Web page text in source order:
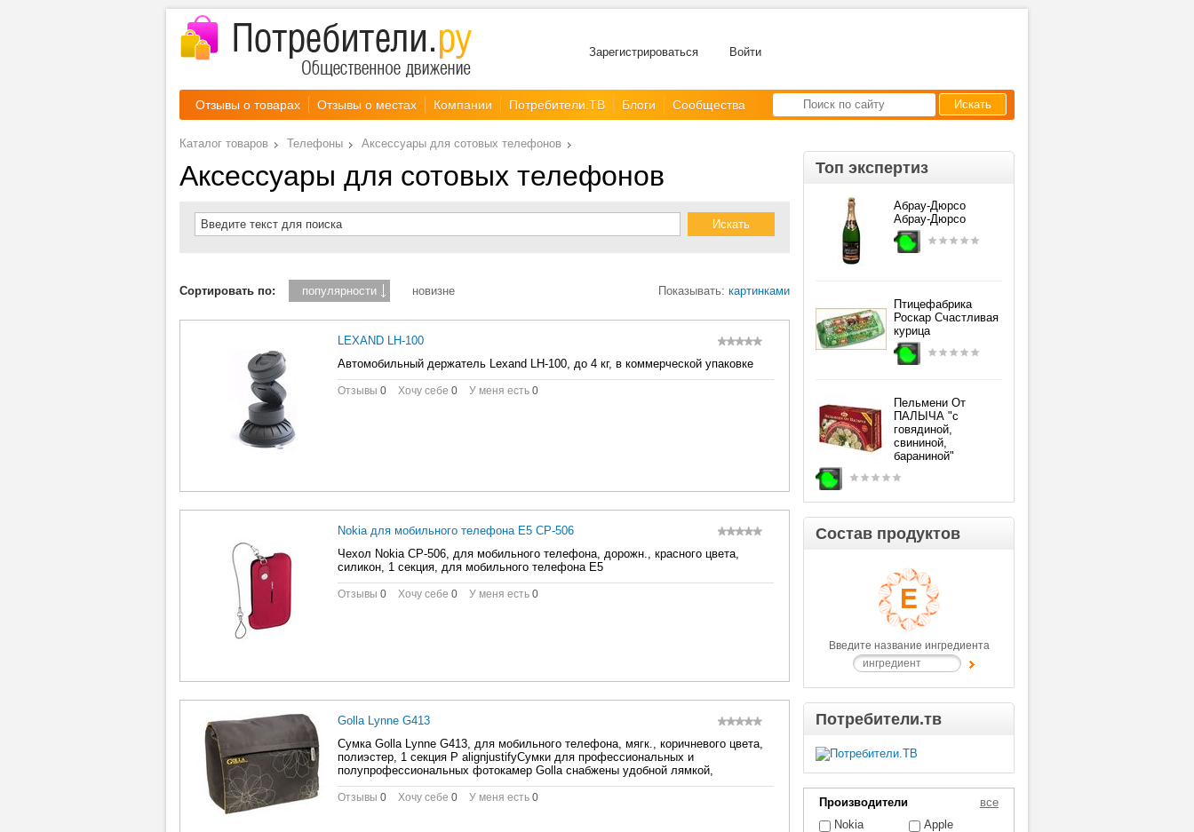
Зарегистрироваться Войти
Отзывы о товарах Отзывы о местах Компании Потребители.ТВ Блоги Сообщества Искать
Каталог товаров Телефоны Аксессуары для сотовых телефонов
Аксессуары для сотовых телефонов
Введите текст для поиска
Сортировать по: популярности новизне Показывать: картинками
LEXAND LH-100
Автомобильный держатель Lexand LH-100, до 4 кг, в коммерческой упаковке
Отзывы 0 Хочу себе 0 У меня есть 0
Nokia для мобильного телефона E5 CP-506
Чехол Nokia CP-506, для мобильного телефона, дорожн., красного цвета,
силикон, 1 секция, для мобильного телефона E5
Отзывы 0 Хочу себе 0 У меня есть 0
Golla Lynne G413
Сумка Golla Lynne G413, для мобильного телефона, мягк., коричневого цвета,
полиэстер, 1 секция P alignjustifyСумки для профессиональных и
полупрофессиональных фотокамер Golla снабжены удобной лямкой,
Отзывы 0 Хочу себе 0 У меня есть 0
Топ экспертиз
Абрау-Дюрсо
Абрау-Дюрсо
Птицефабрика
Роскар Счастливая
курица
Пельмени От
ПАЛЫЧА "с
говядиной,
свининой,
бараниной"
Состав продуктов
Введите название ингредиента
Потребители.тв
Производители
все
Nokia
Apple